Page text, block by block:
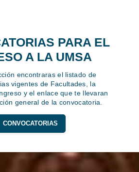
PARA EL
A LA UMSA
encontraras el listado de
vigentes de Facultades, la
y el enlace que te llevaran
general de la convocatoria.
CONVOCATORIAS